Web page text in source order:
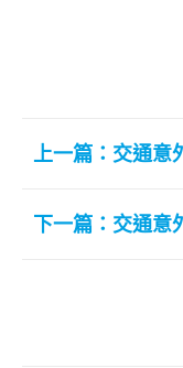
上一篇：交通
下一篇：交通意